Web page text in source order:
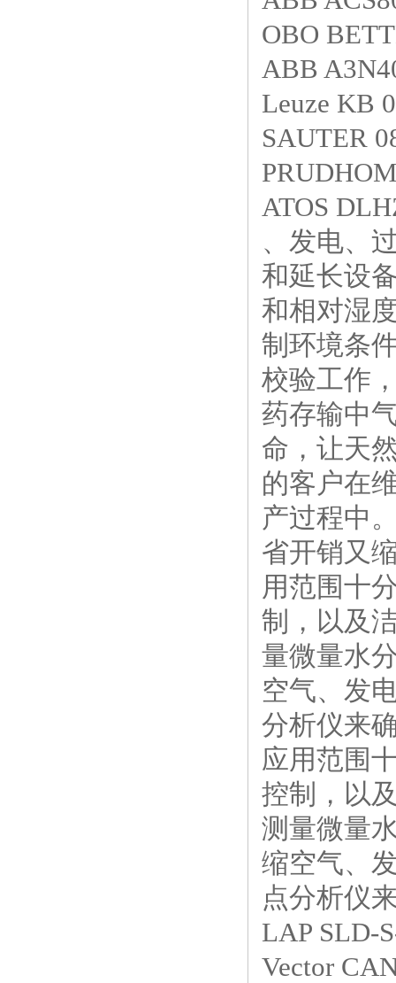
OBO
ABB
Leuze KB
SAUTER
ATOS
、发电、
和延长设
和相对湿
制环境条
校验工作
药存输中
命，让天
的客户在
产过程中
省开销又
用范围十
制，以及
量微量水
空气、发
分析仪来
应用范围
控制，以
测量微量
缩空气、
点分析仪
LAP SLD-
Vector